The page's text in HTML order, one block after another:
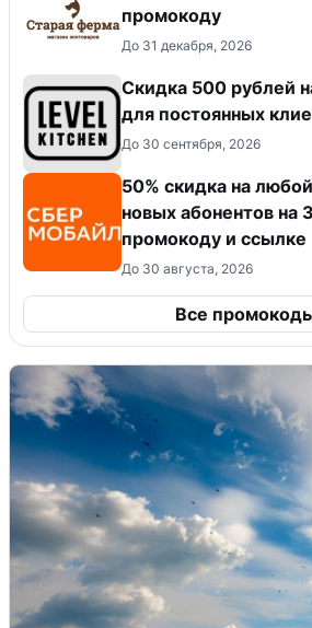
промокоду
До 31 декабря, 2026
Скидка 500 рублей
для постоянных
До 30 сентября, 2026
50% скидка на
новых абонентов на
промокоду и ссылке
До 30 августа, 2026
Все